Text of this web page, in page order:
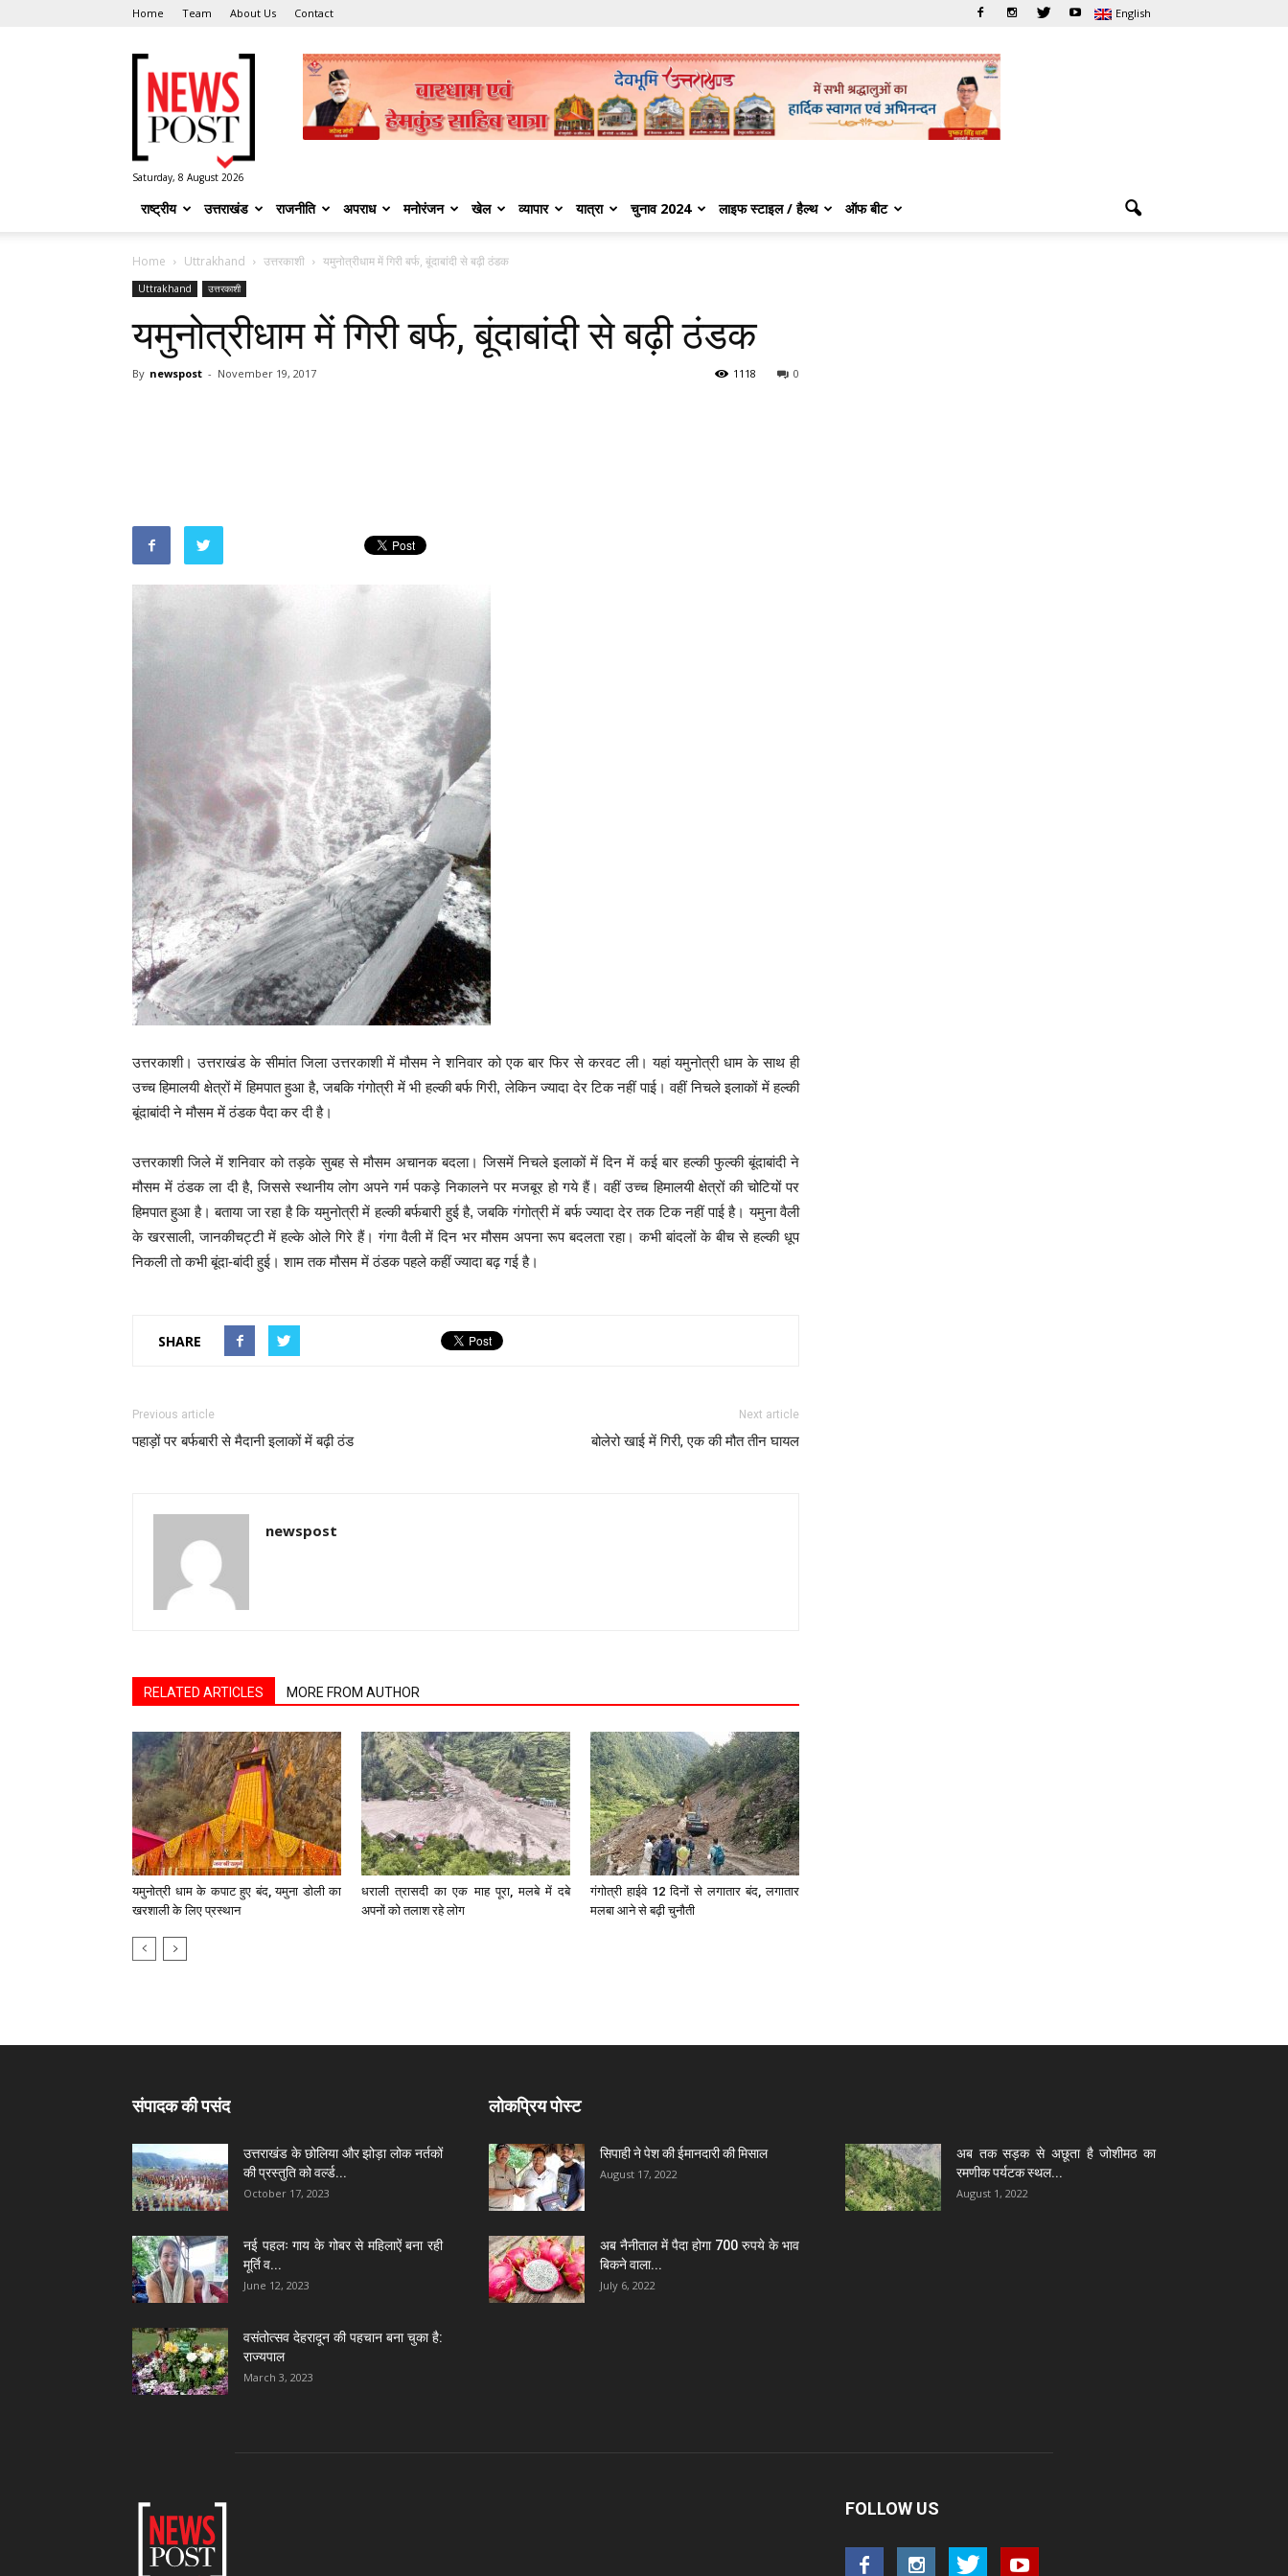
Home Team About Us Contact English
Post
Saturday, 8 August 2026
राष्ट्रीय उत्तराखंड राजनीति अपराध मनोरंजन खेल व्यापार यात्रा चुनाव 2024 लाइफ स्टाइल / हैल्थ ऑफ बीट
Home Uttrakhand उत्तरकाशी यमुनोत्रीधाम में गिरी बर्फ, बूंदाबांदी से बढ़ी ठंडक
Uttrakhand उत्तरकाशी
यमुनोत्रीधाम में गिरी बर्फ, बूंदाबांदी से बढ़ी ठंडक
By newspost - November 19, 2017 0
1118
उत्तरकाशी। उत्तराखंड के सीमांत जिला उत्तरकाशी में मौसम ने शनिवार को एक बार फिर से करवट ली। यहां यमुनोत्री धाम के साथ ही
उच्च हिमालयी क्षेत्रों में हिमपात हुआ है, जबकि गंगोत्री में भी हल्की बर्फ गिरी, लेकिन ज्यादा देर टिक नहीं पाई। वहीं निचले इलाकों में हल्की
बूंदाबांदी ने मौसम में ठंडक पैदा कर दी है।
उत्तरकाशी जिले में शनिवार को तड़के सुबह से मौसम अचानक बदला। जिसमें निचले इलाकों में दिन में कई बार हल्की फुल्की बूंदाबांदी ने
मौसम में ठंडक ला दी है, जिससे स्थानीय लोग अपने गर्म पकड़े निकालने पर मजबूर हो गये हैं। वहीं उच्च हिमालयी क्षेत्रों की चोटियों पर
हिमपात हुआ है। बताया जा रहा है कि यमुनोत्री में हल्की बर्फबारी हुई है, जबकि गंगोत्री में बर्फ ज्यादा देर तक टिक नहीं पाई है। यमुना वैली
के खरसाली, जानकीचट्टी में हल्के ओले गिरे हैं। गंगा वैली में दिन भर मौसम अपना रूप बदलता रहा। कभी बांदलों के बीच से हल्की धूप
निकली तो कभी बूंदा-बांदी हुई। शाम तक मौसम में ठंडक पहले कहीं ज्यादा बढ़ गई है।
SHARE
Previous article
पहाड़ों पर बर्फबारी से मैदानी इलाकों में बढ़ी ठंड
Next article
बोलेरो खाई में गिरी, एक की मौत तीन घायल
newspost
RELATED ARTICLES MORE FROM AUTHOR
यमुनोत्री धाम के कपाट हुए बंद, यमुना डोली का
खरशाली के लिए प्रस्थान
धराली त्रासदी का एक माह पूरा, मलबे में दबे
अपनों को तलाश रहे लोग
गंगोत्री हाईवे 12 दिनों से लगातार बंद, लगातार
मलबा आने से बढ़ी चुनौती
संपादक की पसंद
उत्तराखंड के छोलिया और झोड़ा लोक नर्तकों
की प्रस्तुति को वर्ल्ड...
October 17, 2023
नई पहलः गाय के गोबर से महिलाऐं बना रही
मूर्ति व...
June 12, 2023
वसंतोत्सव देहरादून की पहचान बना चुका है:
राज्यपाल
March 3, 2023
लोकप्रिय पोस्ट
सिपाही ने पेश की ईमानदारी की मिसाल
August 17, 2022
अब तक सड़क से अछूता है जोशीमठ का
रमणीक पर्यटक स्थल...
August 1, 2022
अब नैनीताल में पैदा होगा 700 रुपये के भाव
बिकने वाला...
July 6, 2022
FOLLOW US